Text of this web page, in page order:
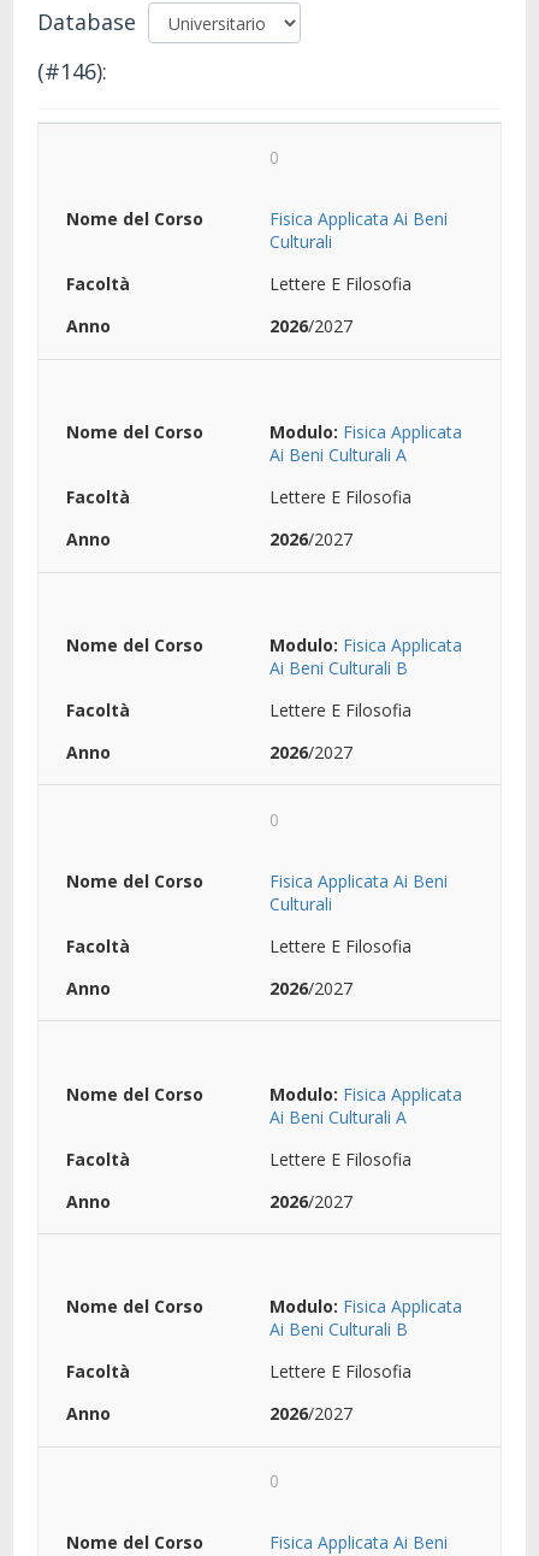
Database
(#146):
0
Fisica Applicata Ai Beni
Culturali
Lettere E Filosofia
2026/2027
Modulo: Fisica Applicata
Ai Beni Culturali A
Lettere E Filosofia
2026/2027
Modulo: Fisica Applicata
Ai Beni Culturali B
Lettere E Filosofia
2026/2027
0
Fisica Applicata Ai Beni
Culturali
Lettere E Filosofia
2026/2027
Modulo: Fisica Applicata
Ai Beni Culturali A
Lettere E Filosofia
2026/2027
Modulo: Fisica Applicata
Ai Beni Culturali B
Lettere E Filosofia
2026/2027
0
Fisica Applicata Ai Beni